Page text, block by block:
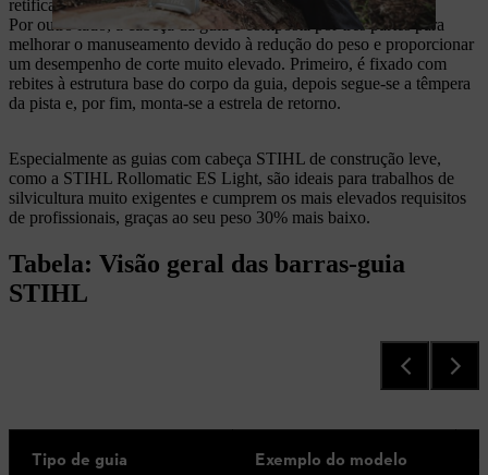
retificação.
Por outro lado, a cabeça da guia é composta por três partes para
melhorar o manuseamento devido à redução do peso e proporcionar
um desempenho de corte muito elevado. Primeiro, é fixado com
rebites à estrutura base do corpo da guia, depois segue-se a têmpera
da pista e, por fim, monta-se a estrela de retorno.
Especialmente as guias com cabeça STIHL de construção leve,
como a STIHL Rollomatic ES Light, são ideais para trabalhos de
silvicultura muito exigentes e cumprem os mais elevados requisitos
de profissionais, graças ao seu peso 30% mais baixo.
Tabela: Visão geral das barras-guia
STIHL
Tipo de guia Exemplo do modelo